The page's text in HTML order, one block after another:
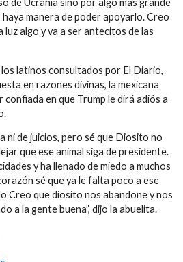
de Ucrania sino por algo más grande
manera de poder apoyarlo. Creo
luz algo y va a ser antecitos de las
latinos consultados por El Diario,
en razones divinas, la mexicana
en que Trump le dirá adiós a
ni de juicios, pero sé que Diosito no
que ese animal siga de presidente.
y ha llenado de miedo a muchos
sé que ya le falta poco a ese
Creo que diosito nos abandone y nos
a la gente buena”, dijo la abuelita.